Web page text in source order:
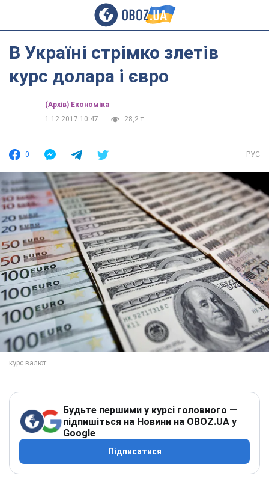
В Україні стрімко злетів
курс долара і євро
(Архів) Економіка
1.12.2017 10:47
28,2 т.
0 РУС
Будьте першими у курсі головного —
підпишіться на Новини на OBOZ.UA у
Google
Підписатися